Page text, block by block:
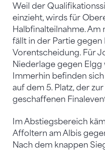
Weil der
einzieht, wirds für
Halbfinalteilnahme.
fällt in der Partie gegen
Vorentscheidung. Für
Niederlage gegen
Immerhin befinden
auf dem 5. Platz, der
geschaffenen
Im Abstiegsbereich
Affoltern am Albis
Nach dem knappen